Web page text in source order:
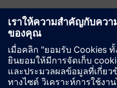
Resphere Business
Resphere is a SaaS platform
companies manage, analyze,
recycling data. With intuitive
document processing, it
control, and ES...